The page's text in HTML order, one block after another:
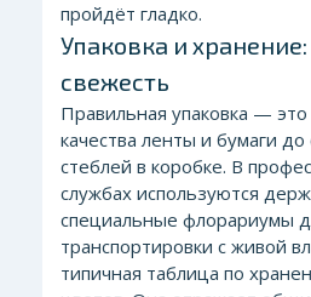
пройдёт гладко.
Упаковка и
свежесть
Правильная упаковка —
качества ленты и бумаги
стеблей в коробке. В
службах используются
специальные флорариумы
транспортировки с живой
типичная таблица по